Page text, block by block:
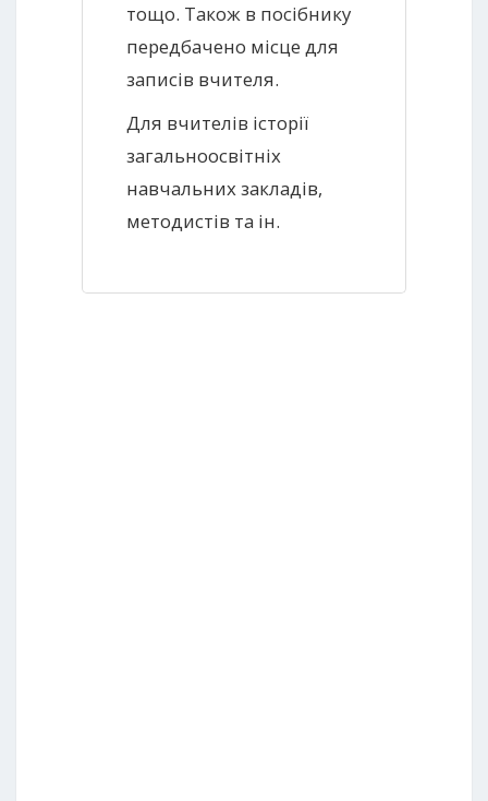
тощо. Також в посібнику
передбачено місце для
записів вчителя.
Для вчителів історії
загальноосвітніх
навчальних закладів,
методистів та ін.